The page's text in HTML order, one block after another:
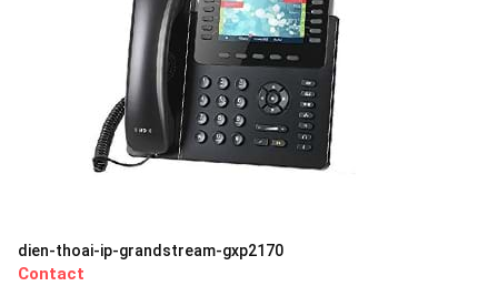
dien-thoai-ip-grandstream-gxp2170
Contact